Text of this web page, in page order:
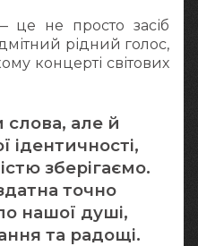
не просто засіб
рідний голос,
концерті світових
слова, але й
ідентичності,
зберігаємо.
точно
нашої душі,
та радощі.